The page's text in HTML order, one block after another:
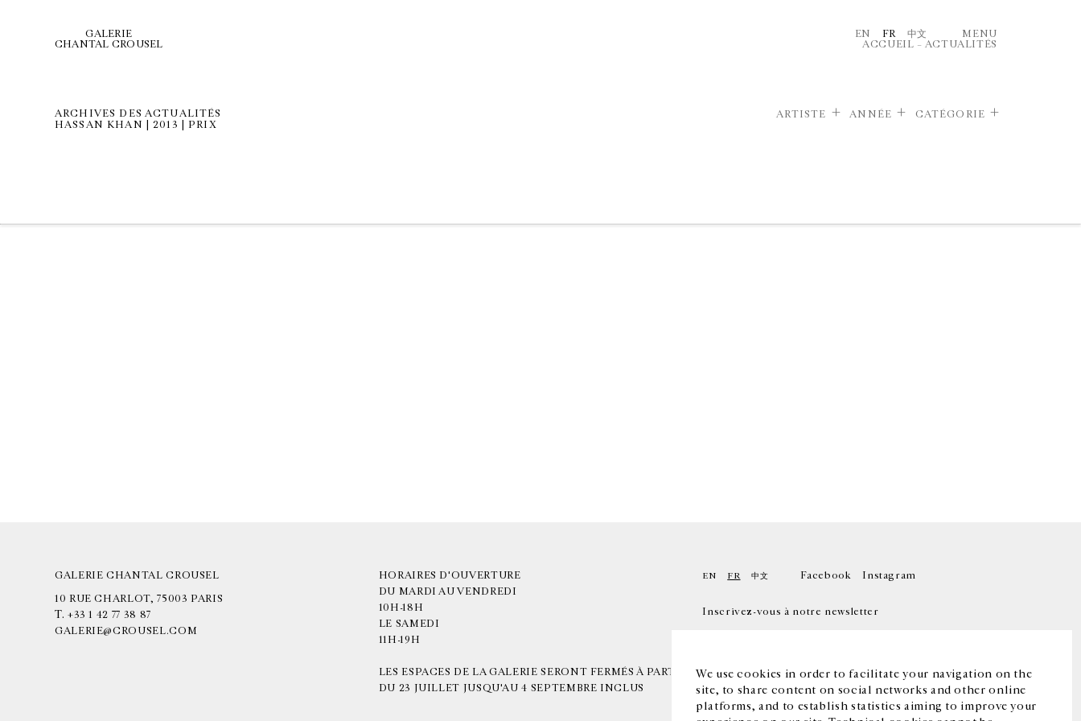
We use cookies in order to facilitate your navigation on the
site, to share content on social networks and other online
platforms, and to establish statistics aiming to improve your
GALERIE
CHANTAL CROUSEL
EN FR 中文
MENU
ACCUEIL – ACTUALITÉS
ARCHIVES DES ACTUALITÉS
HASSAN KHAN | 2013 | PRIX
ARTISTE ANNÉE CATÉGORIE
GALERIE CHANTAL CROUSEL
10 RUE CHARLOT, 75003 PARIS
T. +33 1 42 77 38 87
GALERIE@CROUSEL.COM
HORAIRES D'OUVERTURE
DU MARDI AU VENDREDI
10H-18H
LE SAMEDI
11H-19H
LES ESPACES DE LA GALERIE SERONT FERMÉS À PARTIR
DU 23 JUILLET JUSQU'AU 4 SEPTEMBRE INCLUS
EN FR 中文 Facebook Instagram
Inscrivez-vous à notre newsletter